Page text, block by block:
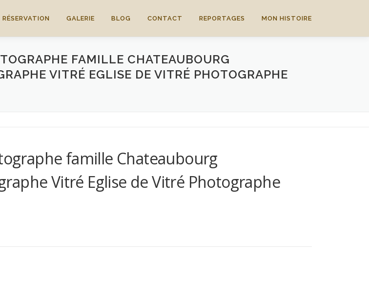
RÉSERVATION GALERIE BLOG CONTACT REPORTAGES MON HISTOIRE
FAMILLE CHATEAUBOURG
VITRÉ EGLISE DE VITRÉ PHOTOGRAPHE
famille Chateaubourg
Vitré Eglise de Vitré Photographe